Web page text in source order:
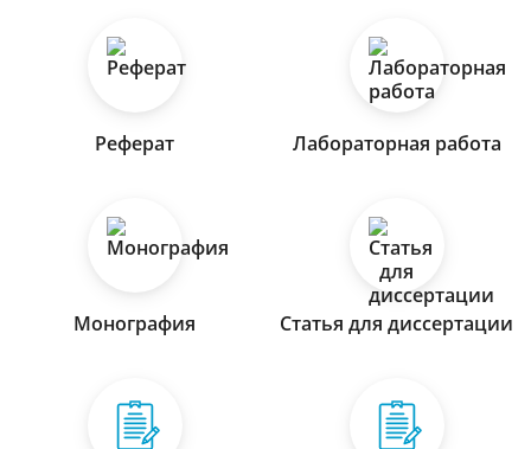
Реферат Лабораторная работа
Монография Статья для диссертации